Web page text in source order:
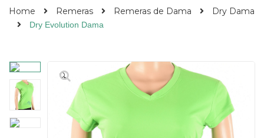
Home Remeras Remeras de Dama Dry Dama
Dry Evolution Dama
🔍